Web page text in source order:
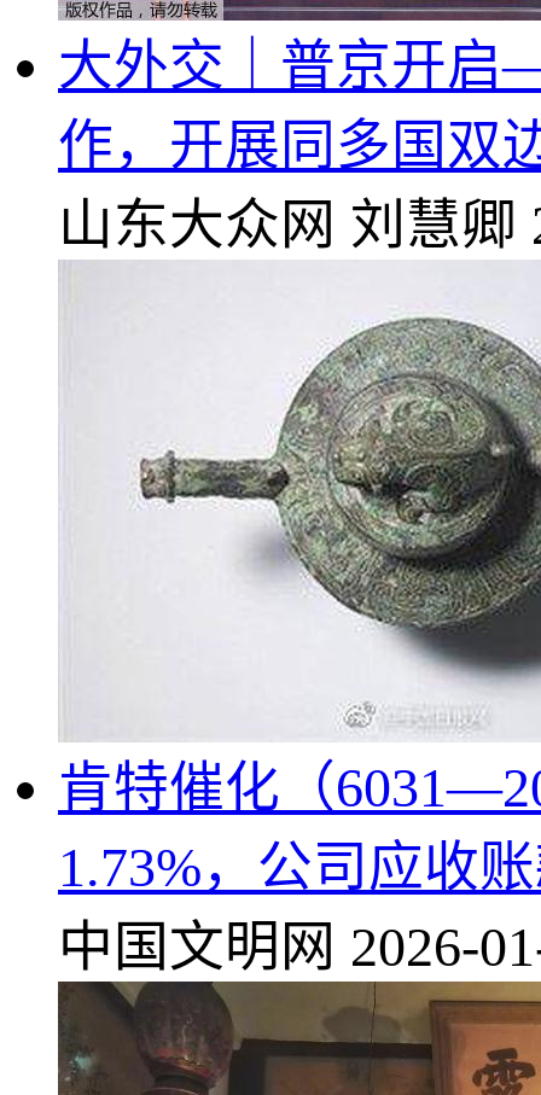
大外交｜普京开启
作，开展同多国双
山东大众网 刘慧卿
肯特催化（
1.73%，公司应收
中国文明网 2026-